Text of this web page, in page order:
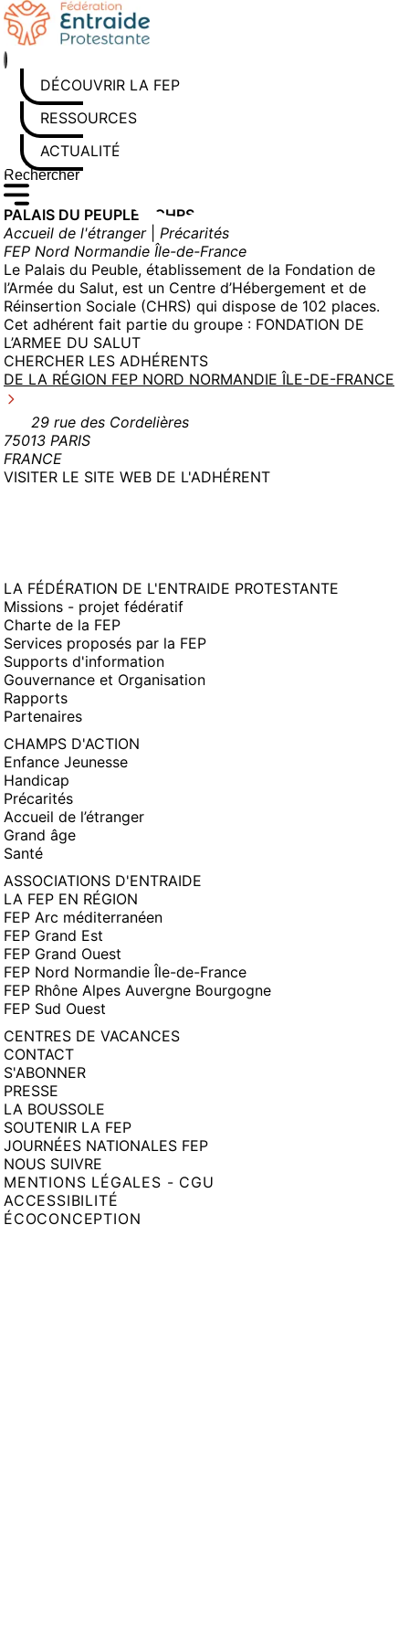
Aller
au
contenu
DÉCOUVRIR LA FEP
RESSOURCES
ACTUALITÉS
Rechercher sur le site
Saisissez au moins 3 caractères pour lancer la recherche
PALAIS DU PEUPLE – CHRS
Accueil de l'étranger| Précarités
FEP Nord Normandie Île-de-France
Le Palais du Peuble, établissement de la Fondation de
l’Armée du Salut, est un Centre d’Hébergement et de
Réinsertion Sociale (CHRS) qui dispose de 102 places.
Cet adhérent fait partie du groupe : FONDATION DE
L’ARMEE DU SALUT
CHERCHER LES ADHÉRENTS
DE LA RÉGION FEP NORD NORMANDIE ÎLE-DE-FRANCE
29 rue des Cordelières
75013 PARIS
FRANCE
VISITER LE SITE WEB DE L'ADHÉRENT(NOUVELLE
LA FÉDÉRATION DE L'ENTRAIDE PROTESTANTE
Missions - projet fédératif
Charte de la FEP
Services proposés par la FEP
Supports d'information
Gouvernance et Organisation
Rapports
Partenaires
CHAMPS D'ACTION
Enfance Jeunesse
Handicap
Précarités
Accueil de l’étranger
Grand âge
Santé
ASSOCIATIONS D'ENTRAIDE
LA FEP EN RÉGION
FEP Arc méditerranéen
FEP Grand Est
FEP Grand Ouest
FEP Nord Normandie Île-de-France
FEP Rhône Alpes Auvergne Bourgogne
FEP Sud Ouest
CENTRES DE VACANCES
CONTACT
S'ABONNER
PRESSE
LA BOUSSOLE
SOUTENIR LA FEP
JOURNÉES NATIONALES FEP
NOUS SUIVRE
MENTIONS LÉGALES - CGU
ACCESSIBILITÉ
ÉCOCONCEPTION